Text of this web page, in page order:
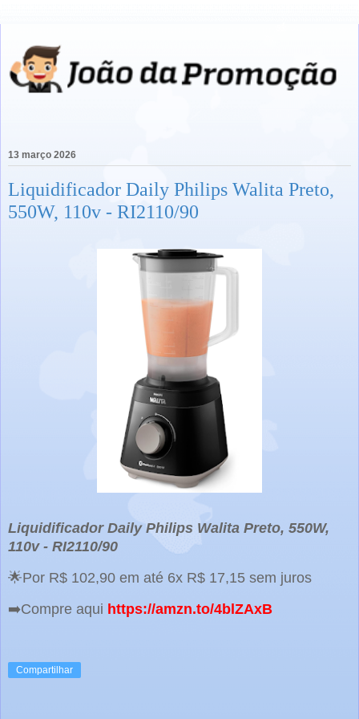
13 março 2026
Liquidificador Daily Philips Walita Preto,
550W, 110v - RI2110/90
Liquidificador Daily Philips Walita Preto, 550W,
110v - RI2110/90
🌟Por R$ 102,90 em até 6x R$ 17,15 sem juros
➡️Compre aqui https://amzn.to/4blZAxB
Compartilhar